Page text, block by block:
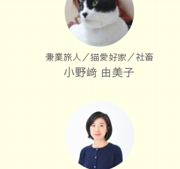
兼業旅人／猫愛好家／社畜
小野﨑 由美子